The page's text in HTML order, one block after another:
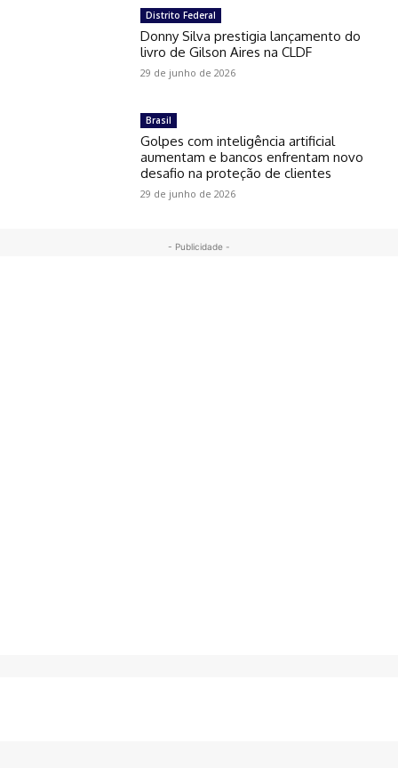
Distrito Federal
Donny Silva prestigia lançamento do
livro de Gilson Aires na CLDF
29 de junho de 2026
Brasil
Golpes com inteligência artificial
aumentam e bancos enfrentam novo
desafio na proteção de clientes
29 de junho de 2026
- Publicidade -